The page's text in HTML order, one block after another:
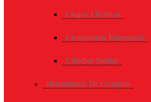
Chapas Eléctricas
Cierrapuertas Emergencia
Cilindros Sueltos
Herramientas De Cerrajería